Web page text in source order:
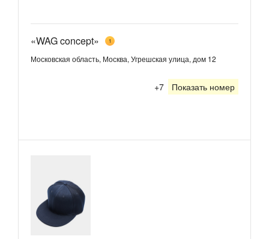
«WAG concept» 1
Московская область, Москва, Угрешская улица, дом 12
+7 Показать номер